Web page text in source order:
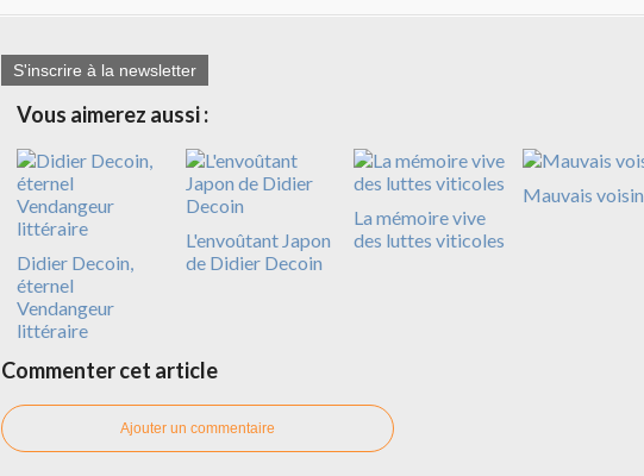
S'inscrire à la newsletter
Vous aimerez aussi :
Didier Decoin,
éternel
Vendangeur
littéraire
L'envoûtant Japon
de Didier Decoin
La mémoire vive
des luttes viticoles
Mauvais voisin
Commenter cet article
Ajouter un commentaire